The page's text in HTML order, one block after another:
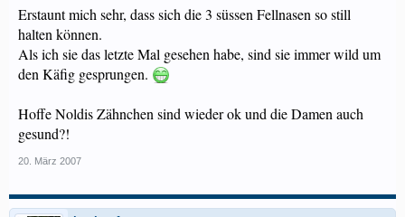
Erstaunt mich sehr, dass sich die 3 süssen Fellnasen so still
halten können.
Als ich sie das letzte Mal gesehen habe, sind sie immer wild um
den Käfig gesprungen.
Hoffe Noldis Zähnchen sind wieder ok und die Damen auch
gesund?!
20. März 2007